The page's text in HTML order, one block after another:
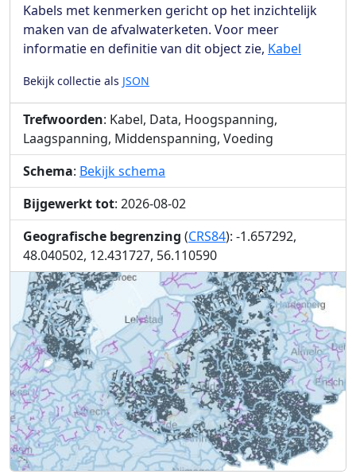
Kabels met kenmerken gericht op het inzichtelijk
maken van de afvalwaterketen. Voor meer
informatie en definitie van dit object zie, Kabel
Bekijk collectie als JSON
Trefwoorden: Kabel, Data, Hoogspanning,
Laagspanning, Middenspanning, Voeding
Schema: Bekijk schema
Bijgewerkt tot: 2026-08-02
Geografische begrenzing (CRS84): -1.657292,
48.040502, 12.431727, 56.110590